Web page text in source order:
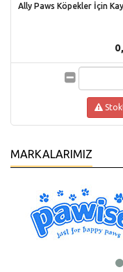
Ally Paws Köpekler İçin
MARKALARIMIZ